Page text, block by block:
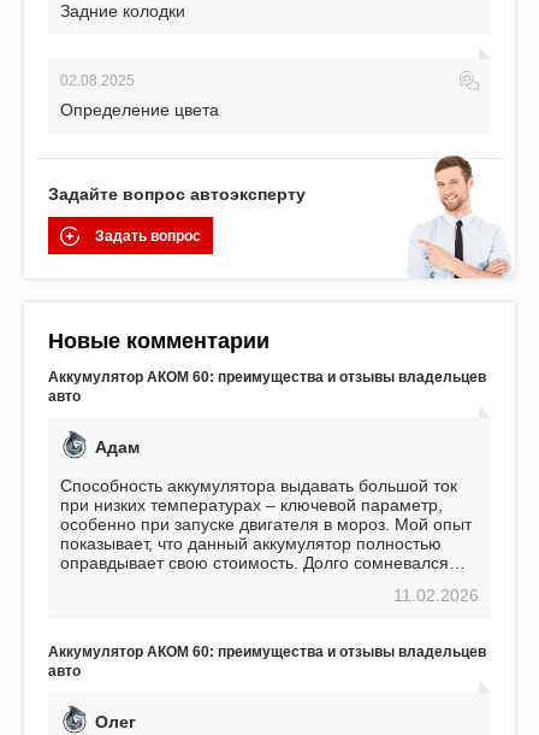
Задние колодки
02.08.2025
Определение цвета
Задайте вопрос автоэксперту
Задать вопрос
Новые комментарии
Аккумулятор АКОМ 60: преимущества и отзывы владельцев
авто
Адам
Способность аккумулятора выдавать большой ток
при низких температурах – ключевой параметр,
особенно при запуске двигателя в мороз. Мой опыт
показывает, что данный аккумулятор полностью
оправдывает свою стоимость. Долго сомневался
пожалел. Считаю, что это отличное вложение,11.02.2026
Аккумулятор АКОМ 60: преимущества и отзывы владельцев
авто
Олег